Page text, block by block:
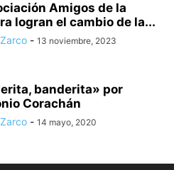
Amigos de la
logran el cambio de la...
- 13 noviembre, 2023
banderita» por
Corachán
- 14 mayo, 2020